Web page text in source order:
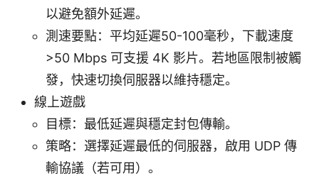
以避免額外延遲。
測速要點：平均延遲50-100毫秒，下載速度
>50 Mbps 可支援 4K 影片。若地區限制被觸
發，快速切換伺服器以維持穩定。
線上遊戲
目標：最低延遲與穩定封包傳輸。
策略：選擇延遲最低的伺服器，啟用 UDP 傳
輸協議（若可用）。